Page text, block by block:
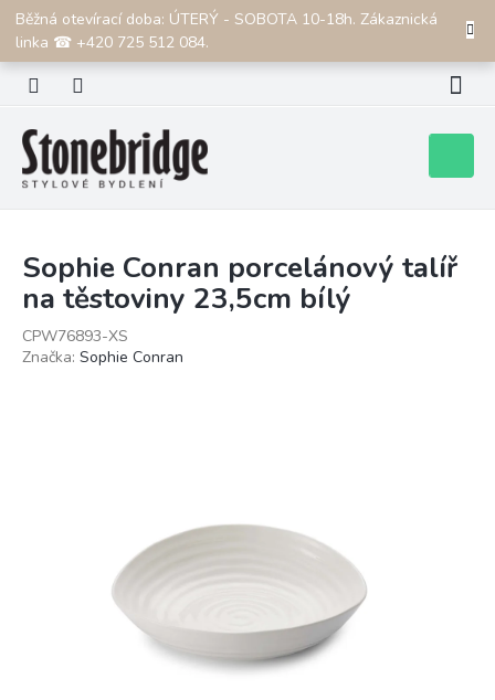
Přejít
obsah
Běžná otevírací doba: ÚTERÝ - SOBOTA 10-18h. Zákaznická
linka ☎ +420 725 512 084.
CZK
košík
Sophie Conran porcelánový talíř
na těstoviny 23,5cm bílý
CPW76893-XS
Značka: Sophie Conran